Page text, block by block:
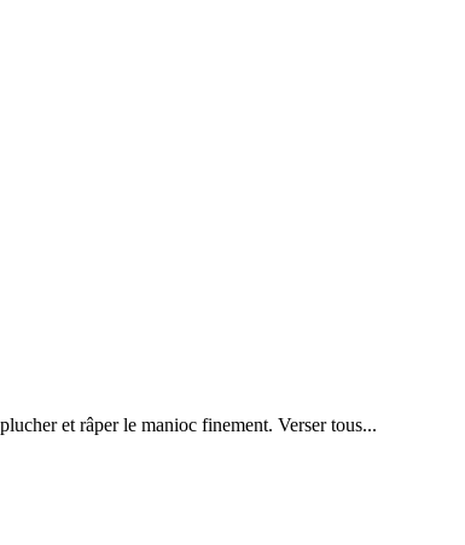
et râper le manioc finement. Verser tous...